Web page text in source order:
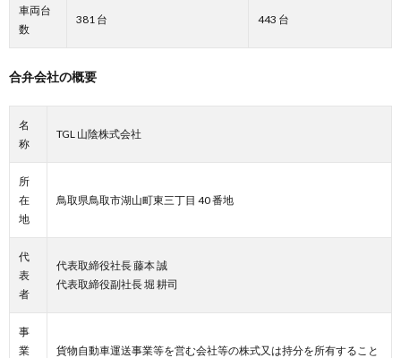
車両台
数
381 台 443 台
合弁会社の概要
名
称
TGL 山陰株式会社
所
在
地
鳥取県鳥取市湖山町東三丁目 40 番地
代
表
者
代表取締役社長 藤本 誠
代表取締役副社長 堀 耕司
事
業
貨物自動車運送事業等を営む会社等の株式又は持分を所有すること